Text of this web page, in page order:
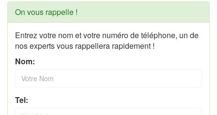
On vous rappelle !
Entrez votre nom et votre numéro de téléphone, un de
nos experts vous rappellera rapidement !
Nom:
Tel: